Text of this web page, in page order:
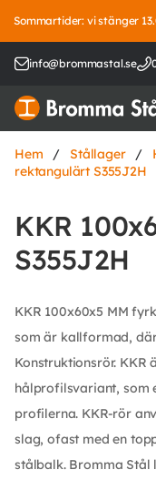
Sommartider: vi stänger
info@brommastal.se
Hem / Stållager /
rektangulärt S355J2H
KKR
S355J2H
KKR 100x60x5 MM
som är kallformad,
Konstruktionsrör. KKR
hålprofilsvariant, som
profilerna. KKR-rör
slag, ofast med en
stålbalk. Bromma Stål